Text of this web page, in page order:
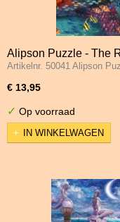
Alipson Puzzle - The
Artikelnr. 50041 Alipson
€ 13,95
✓ Op voorraad
IN WINKELWAGEN